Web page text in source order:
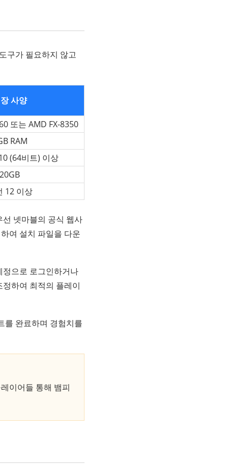
구가 필요하지 않고
사양
또는 AMD FX-8350
RAM
(64비트) 이상
20GB
12 이상
넷마블의 공식 웹사
여 설치 파일을 다운
으로 로그인하거나
하여 최적의 플레이
를 완료하며 경험치를
이어들 통해 뱀피